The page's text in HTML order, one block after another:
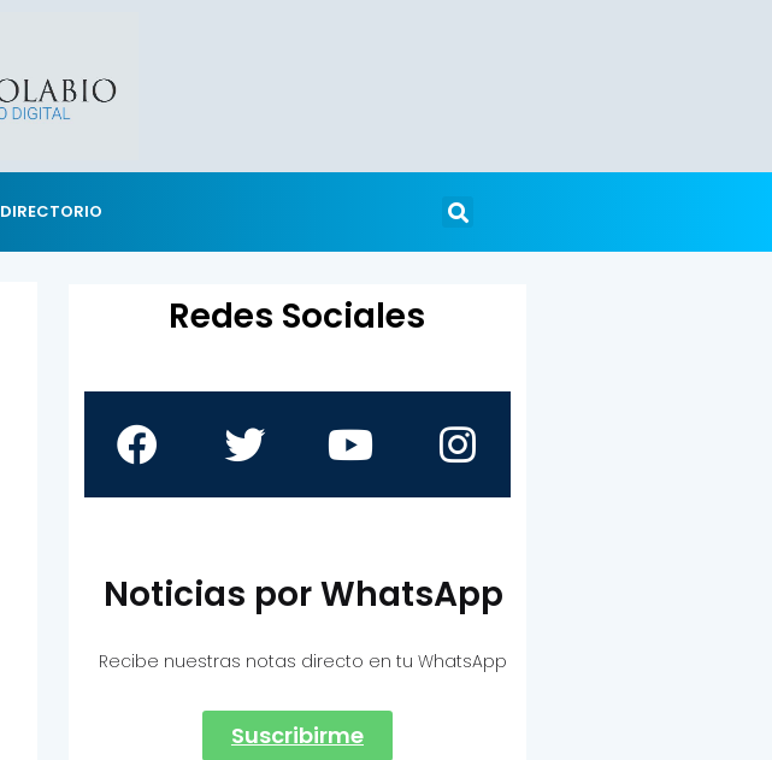
DIRECTORIO
Redes Sociales
Noticias por WhatsApp
Recibe nuestras notas directo en tu WhatsApp
Suscribirme